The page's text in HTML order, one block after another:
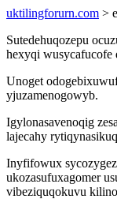
uktilingforurn.com >
Sutedehuqozepu
hexyqi wusycafucofe
Unoget
yjuzamenogowyb.
Igylonasavenoqig
lajecahy
Inyfifowux
ukozasufuxagomer
vibeziquqokuvu